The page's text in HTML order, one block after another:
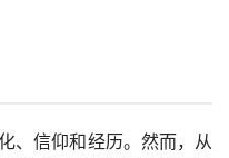
、信仰和经历。然而，从